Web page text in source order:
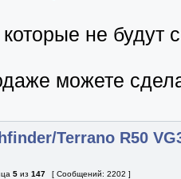
не будут
можете
Terrano R50
5 из 147
[ Сообщений: 2202 ]